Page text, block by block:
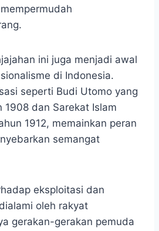
ini juga menjadi awal
di Indonesia.
seperti Budi Utomo yang
1908 dan Sarekat Islam
1912, memainkan peran
semangat
eksploitasi dan
oleh rakyat
gerakan-gerakan pemuda